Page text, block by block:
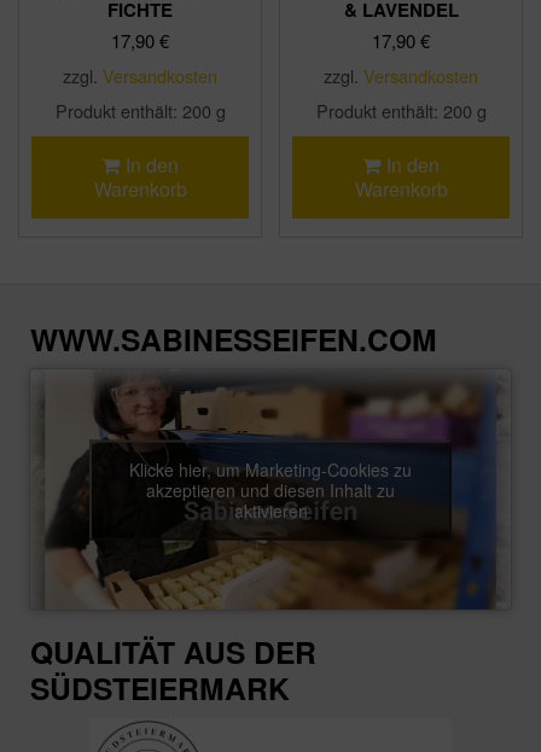
FICHTE
17,90€
zzgl. Versandkosten
Produkt enthält: 200 g
In den
Warenkorb
& LAVENDEL
17,90€
zzgl. Versandkosten
Produkt enthält: 200 g
In den
Warenkorb
WWW.SABINESSEIFEN.COM
Klicke hier, um Marketing-Cookies zu
akzeptieren und diesen Inhalt zu
aktivieren
QUALITÄT AUS DER
SÜDSTEIERMARK